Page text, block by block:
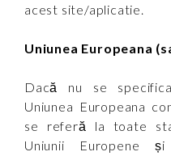
acest site/aplicatie.
Uniunea Europeana
Dacă nu se
Uniunea Europeana
se referă la toate
Uniunii Europene